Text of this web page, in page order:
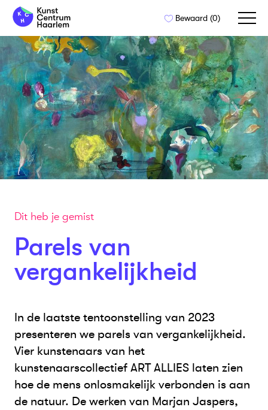
Naar
inhoud
springen
Bewaard (0)
Dit heb je gemist
Parels van
vergankelijkheid
In de laatste tentoonstelling van 2023
presenteren we parels van vergankelijkheid.
Vier kunstenaars van het
kunstenaarscollectief ART ALLIES laten zien
hoe de mens onlosmakelijk verbonden is aan
de natuur. De werken van Marjan Jaspers,